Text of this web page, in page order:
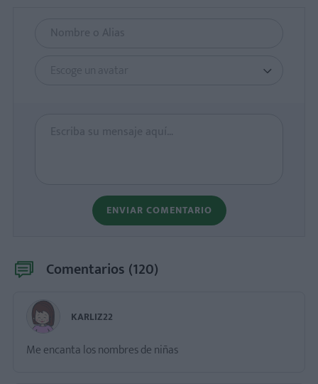
Escoge un avatar
ENVIAR COMENTARIO
Comentarios (120)
KARLIZ22
Me encanta los nombres de niñas